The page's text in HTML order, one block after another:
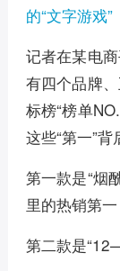
的“文字游戏”
记者在某电
有四个品牌
标榜“榜单
这些“第一”
第一款是“烟
里的热销第一
第二款是